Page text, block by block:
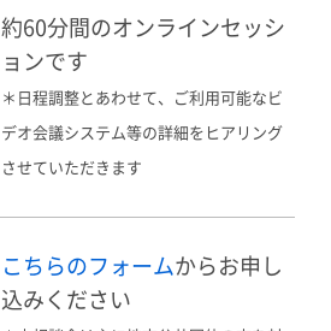
約60分間のオンラインセッシ
ョンです
＊ 日程調整とあわせて、ご利用可能なビ
デオ会議システム等の詳細をヒアリング
させていただきます
こちらのフォームからお申し
込みください